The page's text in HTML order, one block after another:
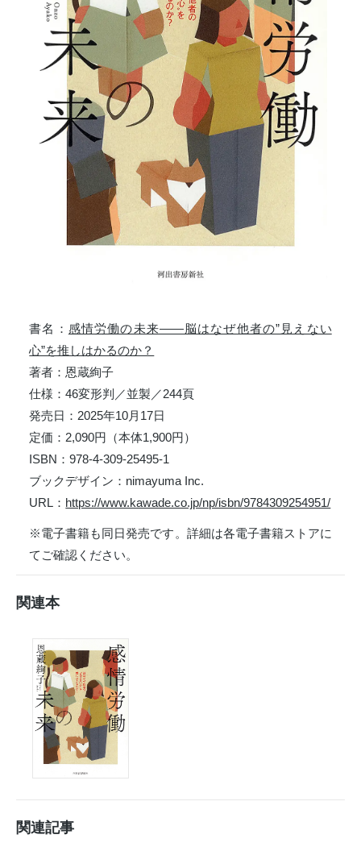
書名： 感情労働の未来――脳はなぜ他者の”見えない
心”を推しはかるのか？
著者：恩蔵絢子
仕様：46変形判／並製／244頁
発売⽇：2025年10⽉17日
定価：2,090円（本体1,900円）
ISBN：978-4-309-25495-1
ブックデザイン：nimayuma Inc.
URL： https://www.kawade.co.jp/np/isbn/9784309254951/
※電子書籍も同日発売です。詳細は各電子書籍ストアに
てご確認ください。
関連本
関連記事